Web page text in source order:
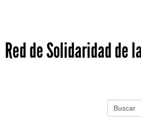
Red de Solidaridad de
S
u